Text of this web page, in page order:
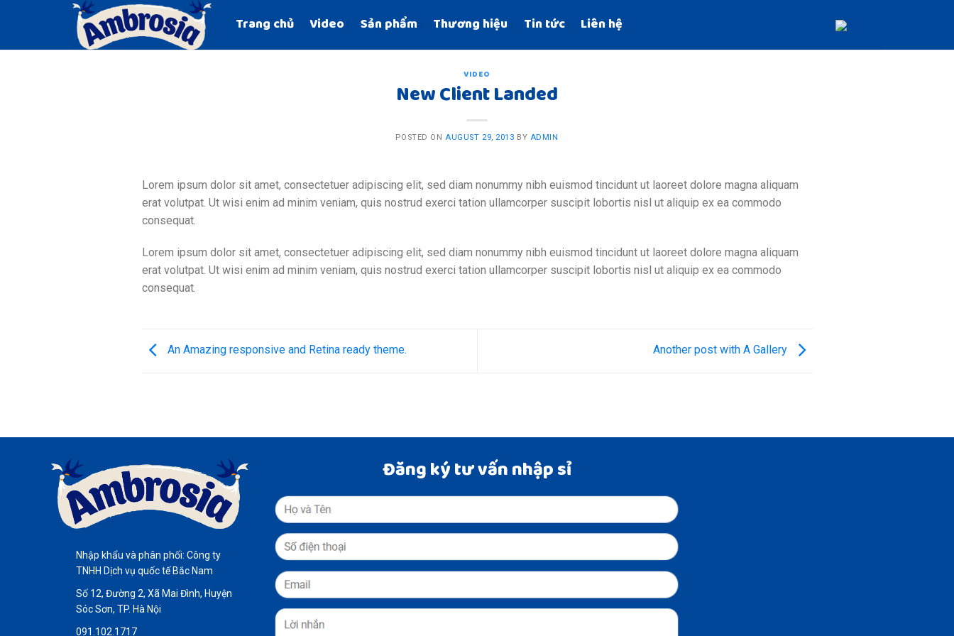
Trang chủ Video Sản phẩm Thương hiệu Tin tức Liên hệ
VIDEO
New Client Landed
POSTED ON AUGUST 29, 2013 BY ADMIN
Lorem ipsum dolor sit amet, consectetuer adipiscing elit, sed diam nonummy nibh euismod tincidunt ut laoreet dolore magna aliquam
erat volutpat. Ut wisi enim ad minim veniam, quis nostrud exerci tation ullamcorper suscipit lobortis nisl ut aliquip ex ea commodo
consequat.
Lorem ipsum dolor sit amet, consectetuer adipiscing elit, sed diam nonummy nibh euismod tincidunt ut laoreet dolore magna aliquam
erat volutpat. Ut wisi enim ad minim veniam, quis nostrud exerci tation ullamcorper suscipit lobortis nisl ut aliquip ex ea commodo
consequat.
An Amazing responsive and Retina ready theme. Another post with A Gallery
Nhập khẩu và phân phối: Công ty
TNHH Dịch vụ quốc tế Bắc Nam
Số 12, Đường 2, Xã Mai Đình, Huyện
Sóc Sơn, TP. Hà Nội
091.102.1717
Đăng ký tư vấn nhập sỉ